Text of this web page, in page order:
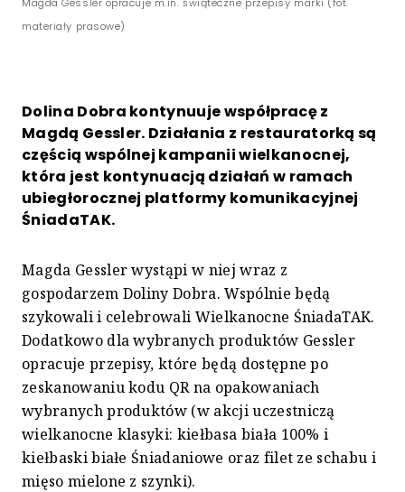
materiały prasowe)
Dolina Dobra kontynuuje współpracę z
Magdą Gessler. Działania z restauratorką są
częścią wspólnej kampanii wielkanocnej,
która jest kontynuacją działań w ramach
ubiegłorocznej platformy komunikacyjnej
ŚniadaTAK.
Magda Gessler wystąpi w niej wraz z
gospodarzem Doliny Dobra. Wspólnie będą
szykowali i celebrowali Wielkanocne ŚniadaTAK.
Dodatkowo dla wybranych produktów Gessler
opracuje przepisy, które będą dostępne po
zeskanowaniu kodu QR na opakowaniach
wybranych produktów (w akcji uczestniczą
wielkanocne klasyki: kiełbasa biała 100% i
kiełbaski białe Śniadaniowe oraz filet ze schabu i
mięso mielone z szynki).